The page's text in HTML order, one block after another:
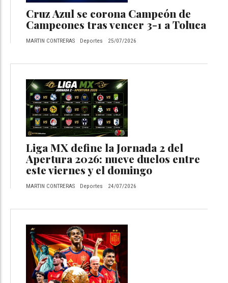
Cruz Azul se corona Campeón de
Campeones tras vencer 3-1 a Toluca
MARTIN CONTRERAS Deportes 25/07/2026
Liga MX define la Jornada 2 del
Apertura 2026: nueve duelos entre
este viernes y el domingo
MARTIN CONTRERAS Deportes 24/07/2026